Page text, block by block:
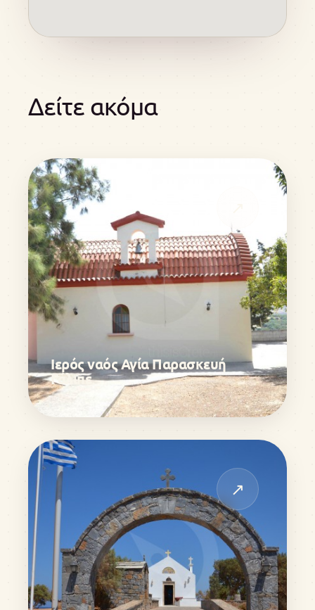
Δείτε ακόμα
Ιερός ναός Αγία Παρασκευή
Γάλιπε
↗